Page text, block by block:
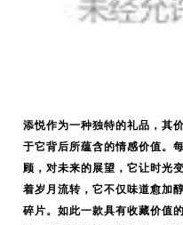
添悦作为一种独特的礼品，其
于它背后所蕴含的情感价值。
顾，对未来的展望，它让时光
着岁月流转，它不仅味道愈加
碎片。如此一款具有收藏价值